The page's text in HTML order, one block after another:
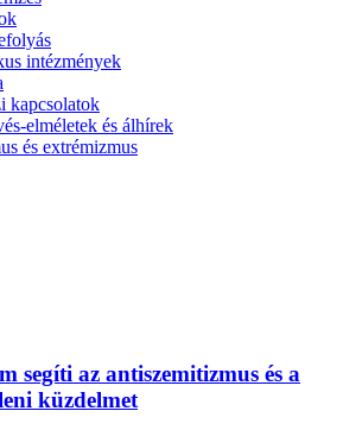
intézmények
kapcsolatok
elméletek és álhírek
és extrémizmus
segíti az antiszemitizmus és a
küzdelmet